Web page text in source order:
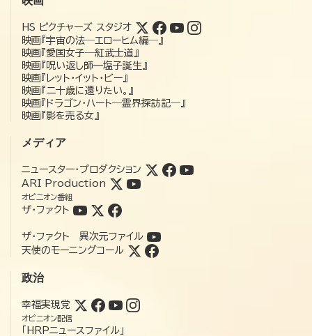
HS ピクチャーズ スタジオ
映画『宇宙の法―エローヒム編―』
映画『愛国女子―紅武士道』
映画『呪い返し師—塩子誕生』
映画『レット・イット・ビー』
映画『二十歳に還りたい。』
映画『ドラゴン・ハート―霊界探訪記―』
映画『影を売る女』
メディア
ニュースター・プロダクション
ARI Production
オピニオン番組
ザ・ファクト
ザ・ファクト 異次元ファイル
天使のモーニングコール
政治
幸福実現党
オピニオン配信
「HRPニュースファイル」